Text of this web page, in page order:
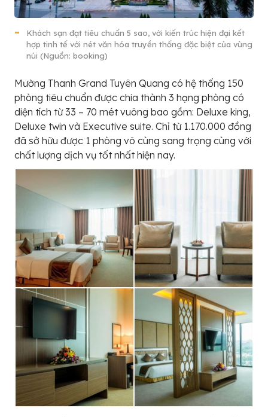
Khách sạn đạt tiêu chuẩn 5 sao, với kiến trúc hiện đại kết
hợp tinh tế với nét văn hóa truyền thống đặc biệt của vùng
núi (Nguồn: booking)
Mường Thanh Grand Tuyên Quang có hệ thống 150
phòng tiêu chuẩn được chia thành 3 hạng phòng có
diện tích từ 33 – 70 mét vuông bao gồm: Deluxe king,
Deluxe twin và Executive suite. Chỉ từ 1.170.000 đồng
đã sở hữu được 1 phòng vô cùng sang trọng cùng với
chất lượng dịch vụ tốt nhất hiện nay.